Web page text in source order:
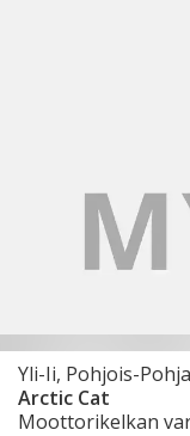
Yli-Ii, Pohjois-
Arctic Cat
Moottorikelkan